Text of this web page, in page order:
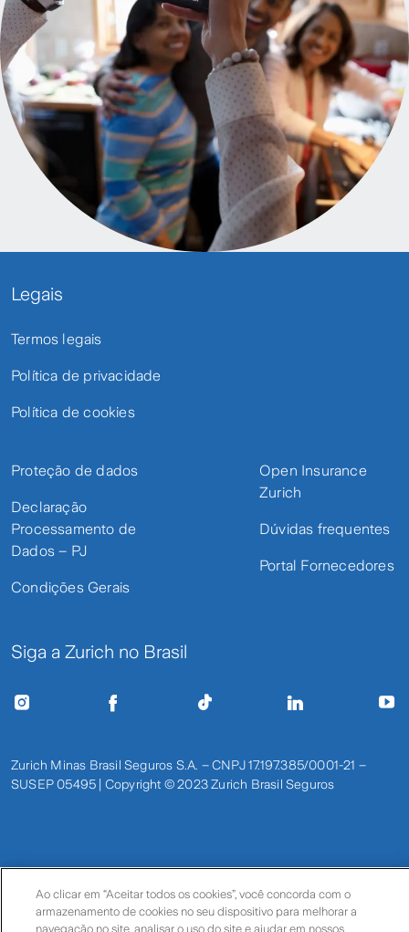
Legais
Termos legais
Política de privacidade
Política de cookies
Proteção de dados
Declaração
Processamento de
Dados – PJ
Condições Gerais
Open Insurance
Zurich
Dúvidas frequentes
Portal Fornecedores
Siga a Zurich no Brasil
Zurich Minas Brasil Seguros S.A. – CNPJ 17.197.385/0001-21 –
SUSEP 05495 | Copyright © 2023 Zurich Brasil Seguros
Ao clicar em “Aceitar todos os cookies”, você concorda com o
armazenamento de cookies no seu dispositivo para melhorar a
navegação no site, analisar o uso do site e ajudar em nossos